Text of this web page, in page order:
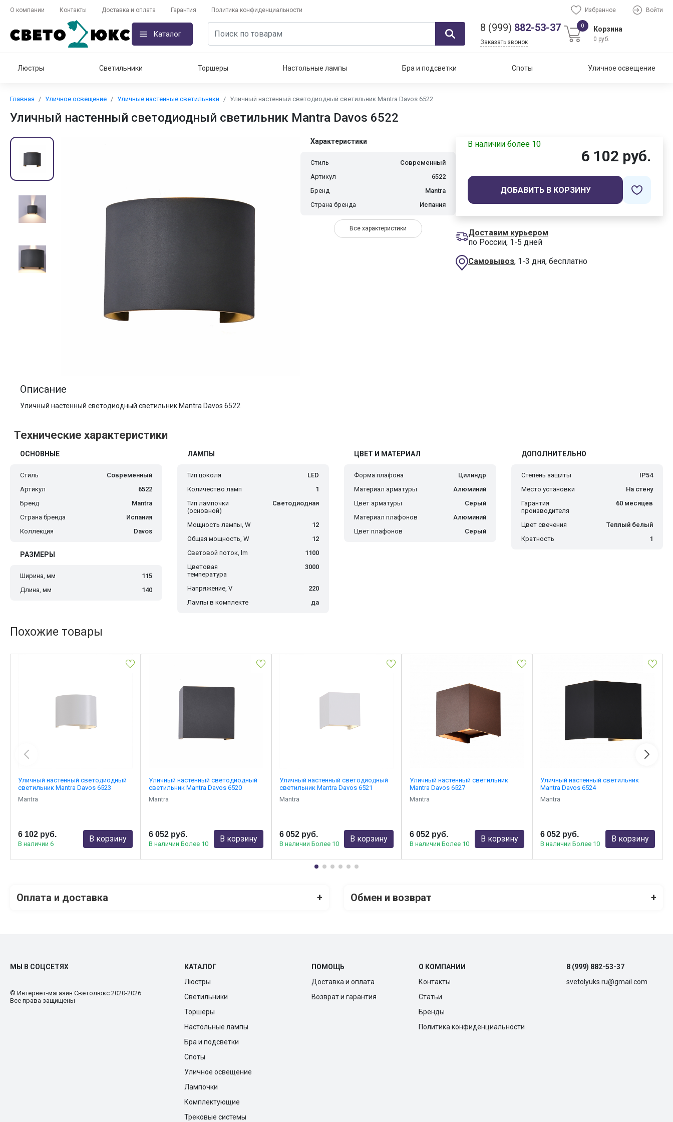
О компании Контакты Доставка и оплата Гарантия Политика конфиденциальности Избранное Войти
Каталог
8 (999) 882-53-37
Заказать звонок
0 Корзина
0 руб.
Люстры Светильники Торшеры Настольные лампы Бра и подсветки Споты Уличное освещение
Главная Уличное освещение Уличные настенные светильники Уличный настенный светодиодный светильник Mantra Davos 6522
Уличный настенный светодиодный светильник Mantra Davos 6522
Характеристики
Стиль
Современный
Артикул
6522
Бренд
Mantra
Страна бренда
Испания
Все характеристики
В наличии более 10
6 102 руб.
ДОБАВИТЬ В КОРЗИНУ
Доставим курьером
по России, 1-5 дней
Самовывоз, 1-3 дня, бесплатно
Описание
Уличный настенный светодиодный светильник Mantra Davos 6522
Технические характеристики
ОСНОВНЫЕ
Стиль
Современный
Артикул
6522
Бренд
Mantra
Страна бренда
Испания
Коллекция
Davos
РАЗМЕРЫ
Ширина, мм
115
Длина, мм
140
ЛАМПЫ
Тип цоколя
LED
Количество ламп
1
Тип лампочки
(основной)
Светодиодная
Мощность лампы, W
12
Общая мощность, W
12
Световой поток, lm
1100
Цветовая
температура
3000
Напряжение, V
220
Лампы в комплекте
да
ЦВЕТ И МАТЕРИАЛ
Форма плафона
Цилиндр
Материал арматуры
Алюминий
Цвет арматуры
Серый
Материал плафонов
Алюминий
Цвет плафонов
Серый
ДОПОЛНИТЕЛЬНО
Степень защиты
IP54
Место установки
На стену
Гарантия
производителя
60 месяцев
Цвет свечения
Теплый белый
Кратность
1
Похожие товары
Уличный настенный светодиодный
светильник Mantra Davos 6523
Mantra
6 102 руб.
В наличии 6
В корзину
Уличный настенный светодиодный
светильник Mantra Davos 6520
Mantra
6 052 руб.
В наличии Более 10
В корзину
Уличный настенный светодиодный
светильник Mantra Davos 6521
Mantra
6 052 руб.
В наличии Более 10
В корзину
Уличный настенный светильник
Mantra Davos 6527
Mantra
6 052 руб.
В наличии Более 10
В корзину
Уличный настенный светильник
Mantra Davos 6524
Mantra
6 052 руб.
В наличии Более 10
В корзину
Оплата и доставка + Обмен и возврат +
МЫ В СОЦСЕТЯХ
© Интернет-магазин Cветолюкс 2020-2026.
Все права защищены
КАТАЛОГ
Люстры
Светильники
Торшеры
Настольные лампы
Бра и подсветки
Споты
Уличное освещение
Лампочки
Комплектующие
Трековые системы
ПОМОЩЬ
Доставка и оплата
Возврат и гарантия
О КОМПАНИИ
Контакты
Статьи
Бренды
Политика конфиденциальности
8 (999) 882-53-37
svetolyuks.ru@gmail.com